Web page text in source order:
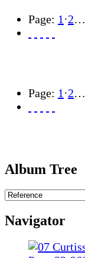
Page: 1 ·2…
Page: 1 ·2…
Album Tree
Navigator